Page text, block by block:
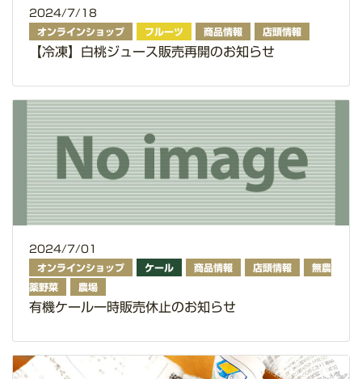
2024/7/18
オンラインショップ フルーツ 商品情報 店頭情報
【冷凍】白桃ジュース販売再開のお知らせ
2024/7/01
オンラインショップ ケール 商品情報 店頭情報
無農
薬野菜
農場
有機ケール一時販売休止のお知らせ